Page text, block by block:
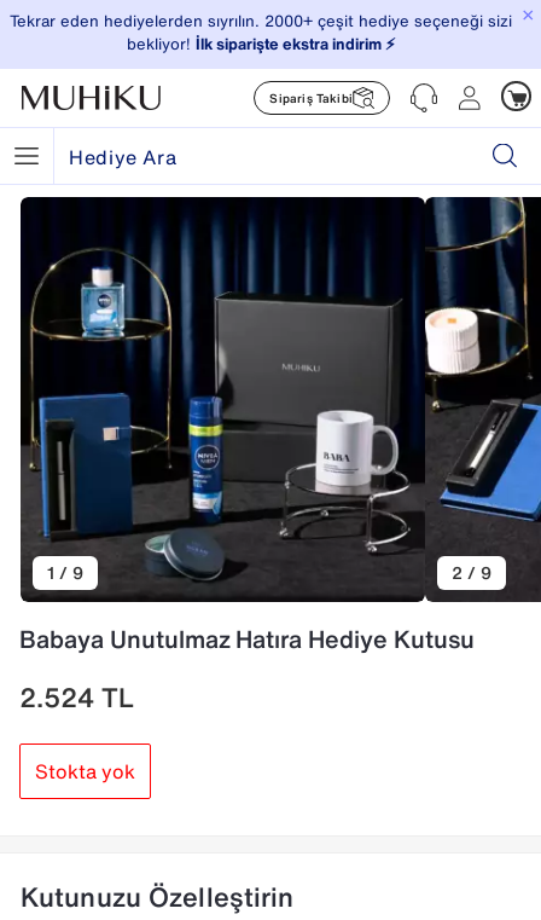
×
Tekrar eden hediyelerden sıyrılın. 2000+ çeşit hediye seçeneği sizi
bekliyor! İlk siparişte ekstra indirim ⚡️
Sipariş Takibi
1 / 9 2 / 9
Babaya Unutulmaz Hatıra Hediye Kutusu
2.524TL
Stokta yok
Kutunuzu Özelleştirin